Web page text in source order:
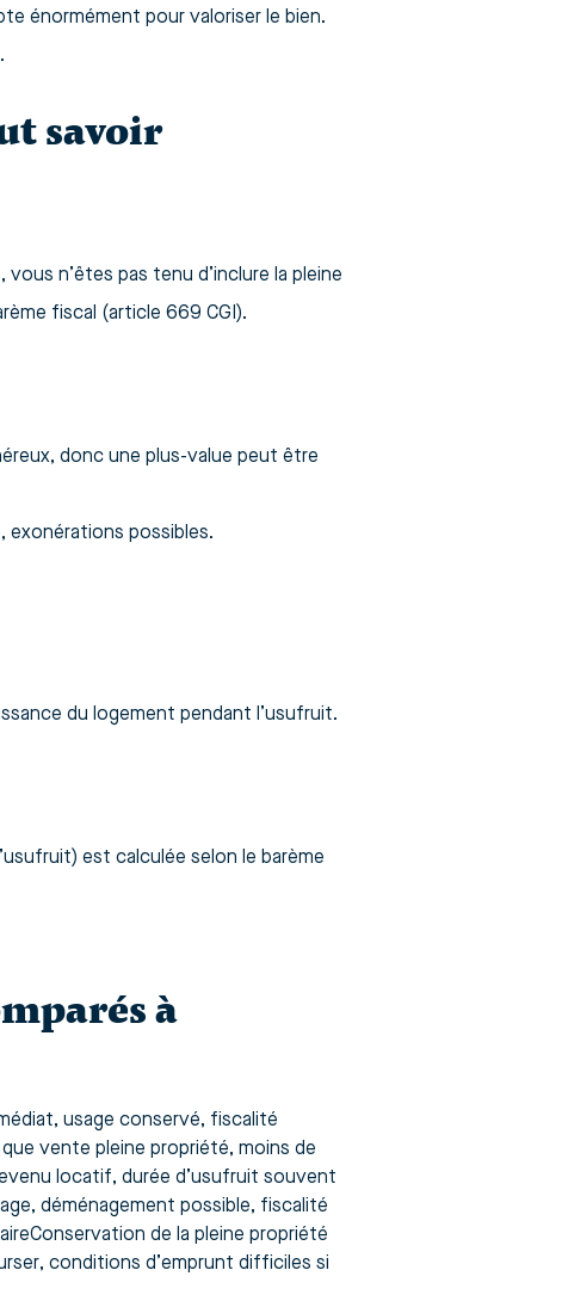
énormément pour valoriser le bien.
savoir
n’êtes pas tenu d’inclure la pleine
fiscal (article 669 CGI).
donc une plus-value peut être
exonérations possibles.
du logement pendant l’usufruit.
est calculée selon le barème
à
usage conservé, fiscalité
vente pleine propriété, moins de
locatif, durée d’usufruit souvent
déménagement possible, fiscalité
de la pleine propriété
conditions d’emprunt difficiles si